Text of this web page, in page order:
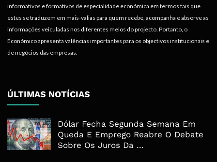
informativos e formativos de especialidade económica em termos tais que
estes se traduzem em mais-valias para quem recebe, acompanha e absorve as
informações veiculadas nos diferentes meios do projecto. Portanto, o
Económico apresenta valências importantes para os objectivos institucionais e
de negócios das empresas.
ÚLTIMAS NOTÍCIAS
Dólar Fecha Segunda Semana Em
Queda E Emprego Reabre O Debate
Sobre Os Juros Da ...